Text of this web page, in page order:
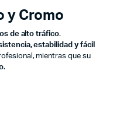
y Cromo
de alto tráfico.
estabilidad y fácil
mientras que su
.